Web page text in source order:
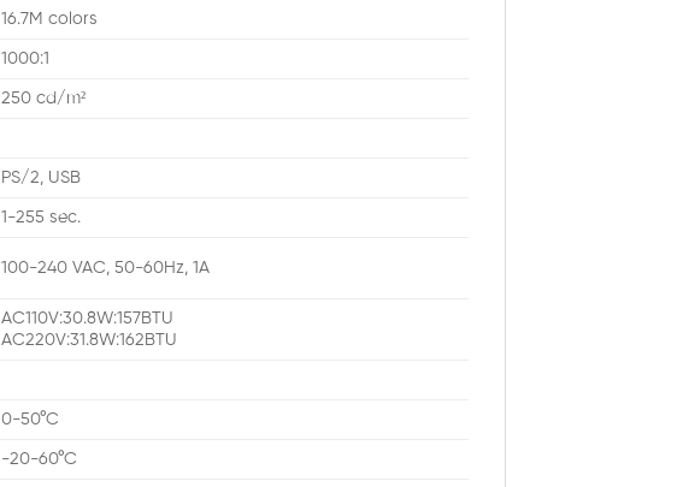
16.7M colors
1000:1
250 cd/m²
PS/2, USB
1-255 sec.
100-240 VAC, 50-60Hz, 1A
AC110V:30.8W:157BTU
AC220V:31.8W:162BTU
0-50°C
-20-60°C